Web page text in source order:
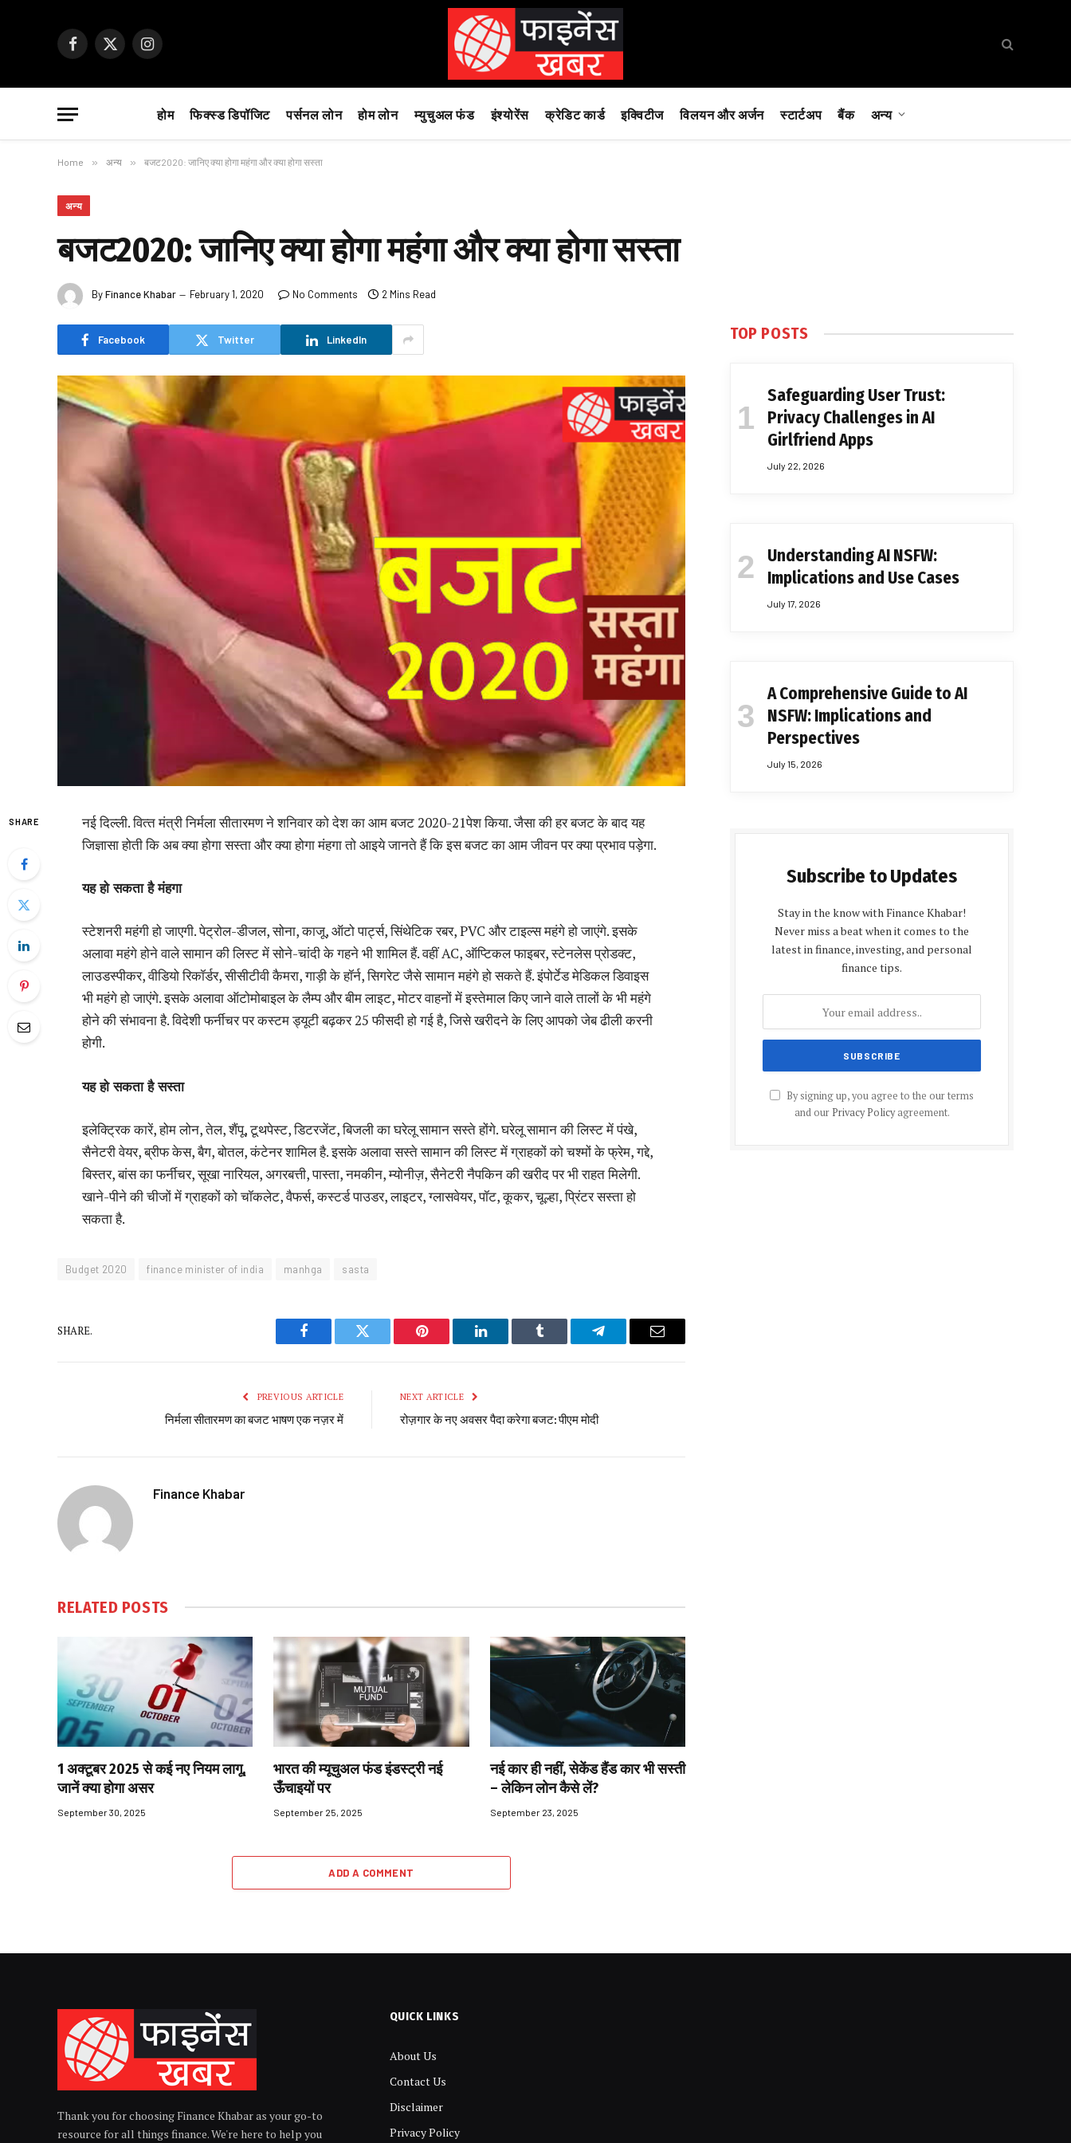
Facebook
X
Instagram
होम फिक्स्ड डिपॉजिट पर्सनल लोन होम लोन म्युचुअल फंड इंश्योरेंस क्रेडिट कार्ड इक्विटीज विलयन और अर्जन स्टार्टअप बैंक अन्य
Home » अन्य » बजट2020: जानिए क्या होगा महंगा और क्या होगा सस्ता
अन्य
बजट2020: जानिए क्या होगा महंगा और क्या होगा सस्ता
ByFinance Khabar February 1, 2020 No Comments 2 Mins Read
Facebook Twitter LinkedIn
SHARE
नई दिल्‍ली. वित्‍त मंत्री निर्मला सीतारमण ने शनिवार को देश का आम बजट 2020-21पेश किया. जैसा की हर बजट के बाद यह
जिज्ञासा होती कि अब क्या होगा सस्ता और क्या होगा मंहगा तो आइये जानते हैं कि इस बजट का आम जीवन पर क्या प्रभाव पड़ेगा.
यह हो सकता है मंहगा
स्टेशनरी महंगी हो जाएगी. पेट्रोल-डीजल, सोना, काजू, ऑटो पार्ट्स, सिंथेटिक रबर, PVC और टाइल्स महंगे हो जाएंगे. इसके
अलावा महंगे होने वाले सामान की लिस्ट में सोने-चांदी के गहने भी शामिल हैं. वहीं AC, ऑप्टिकल फाइबर, स्टेनलेस प्रोडक्ट,
लाउडस्‍पीकर, वीडियो रिकॉर्डर, सीसीटीवी कैमरा, गाड़ी के हॉर्न, सिगरेट जैसे सामान महंगे हो सकते हैं. इंपोर्टेड मेडिकल डिवाइस
भी महंगे हो जाएंगे. इसके अलावा ऑटोमोबाइल के लैम्‍प और बीम लाइट, मोटर वाहनों में इस्‍तेमाल किए जाने वाले तालों के भी महंगे
होने की संभावना है. विदेशी फर्नीचर पर कस्टम ड्यूटी बढ़कर 25 फीसदी हो गई है, जिसे खरीदने के लिए आपको जेब ढीली करनी
होगी.
यह हो सकता है सस्ता
इलेक्ट्रिक कारें, होम लोन, तेल, शैंपू, टूथपेस्ट, डिटरजेंट, बिजली का घरेलू सामान सस्ते होंगे. घरेलू सामान की लिस्ट में पंखे,
सैनेटरी वेयर, ब्रीफ केस, बैग, बोतल, कंटेनर शामिल है. इसके अलावा सस्ते सामान की लिस्ट में ग्राहकों को चश्मों के फ्रेम, गद्दे,
बिस्तर, बांस का फर्नीचर, सूखा नारियल, अगरबत्ती, पास्ता, नमकीन, म्योनीज़, सैनेटरी नैपकिन की खरीद पर भी राहत मिलेगी.
खाने-पीने की चीजों में ग्राहकों को चॉकलेट, वैफर्स, कस्टर्ड पाउडर, लाइटर, ग्लासवेयर, पॉट, कूकर, चूल्हा, प्रिंटर सस्ता हो
सकता है.
Budget 2020 finance minister of india manhga sasta
SHARE.
Facebook Twitter Pinterest LinkedIn Tumblr Telegram Email
PREVIOUS ARTICLE
निर्मला सीतारमण का बजट भाषण एक नज़र में
NEXT ARTICLE
रोज़गार के नए अवसर पैदा करेगा बजट: पीएम मोदी
Finance Khabar
RELATED POSTS
1 अक्टूबर 2025 से कई नए नियम लागू,
जानें क्या होगा असर
September 30, 2025
भारत की म्यूचुअल फंड इंडस्ट्री नई
ऊँचाइयों पर
September 25, 2025
नई कार ही नहीं, सेकेंड हैंड कार भी सस्ती
– लेकिन लोन कैसे लें?
September 23, 2025
ADD A COMMENT
TOP POSTS
Safeguarding User Trust:
Privacy Challenges in AI
Girlfriend Apps
July 22, 2026
Understanding AI NSFW:
Implications and Use Cases
July 17, 2026
A Comprehensive Guide to AI
NSFW: Implications and
Perspectives
July 15, 2026
Subscribe to Updates
Stay in the know with Finance Khabar!
Never miss a beat when it comes to the
latest in finance, investing, and personal
finance tips.
By signing up, you agree to the our terms
and our Privacy Policyagreement.
Thank you for choosing Finance Khabar as your go-to
resource for all things finance. We're here to help you
QUICK LINKS
About Us
Contact Us
Disclaimer
Privacy Policy